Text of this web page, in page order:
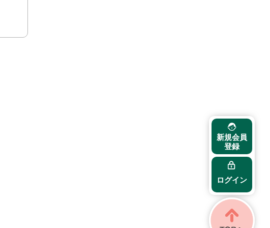
新規会員
登録
ログイン